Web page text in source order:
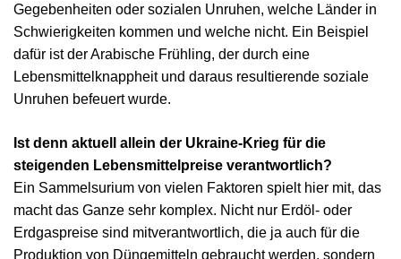
Gegebenheiten oder sozialen Unruhen, welche Länder in
Schwierigkeiten kommen und welche nicht. Ein Beispiel
dafür ist der Arabische Frühling, der durch eine
Lebensmittelknappheit und daraus resultierende soziale
Unruhen befeuert wurde.
Ist denn aktuell allein der Ukraine-Krieg für die
steigenden Lebensmittelpreise verantwortlich?
Ein Sammelsurium von vielen Faktoren spielt hier mit, das
macht das Ganze sehr komplex. Nicht nur Erdöl- oder
Erdgaspreise sind mitverantwortlich, die ja auch für die
Produktion von Düngemitteln gebraucht werden, sondern